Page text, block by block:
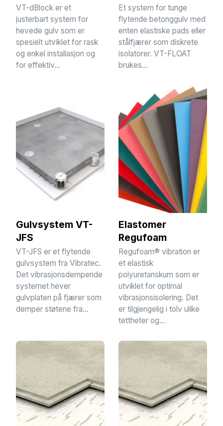
VT-dBlock er et
justerbart system for
hevede gulv som er
spesielt utviklet for rask
og enkel installasjon og
for effektiv...
Et system for tunge
flytende betonggulv med
enten elastiske pads eller
stålfjærer som diskrete
isolatorer. VT-FLOAT
brukes...
Gulvsystem VT-
JFS
VT-JFS er et flytende
gulvsystem fra Vibratec.
Det vibrasjonsdempende
systemet hever
gulvplaten på fjærer som
demper støtene fra...
Elastomer
Regufoam
Regufoam® vibration er
et elastisk
polyuretanskum som er
utviklet for optimal
vibrasjonsisolering. Det
er tilgjengelig i tolv ulike
tettheter og...